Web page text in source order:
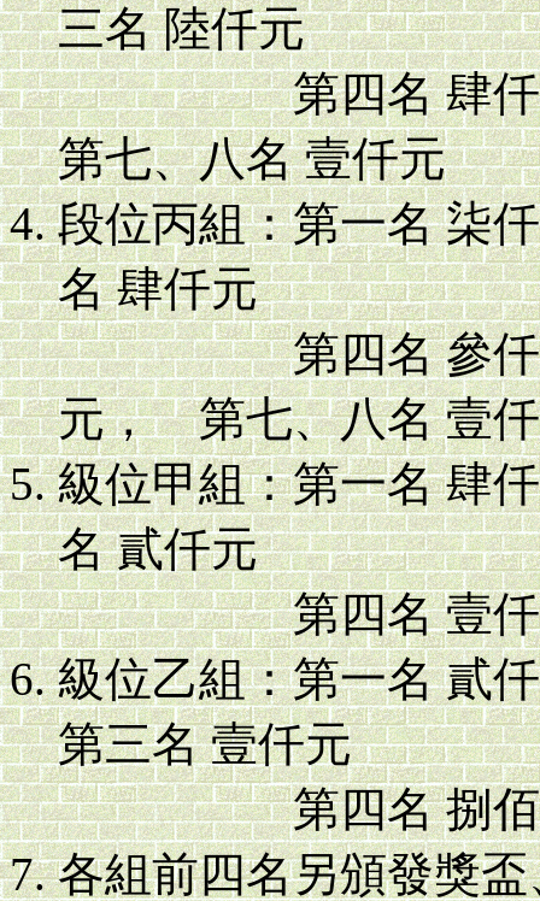
三名 陸仟元
第四名 肆仟元
第七、八名 壹仟元
段位丙組：第一名
名 肆仟元
第四名 參仟元，
元， 第七、八名 壹
級位甲組：第一名
名 貳仟元
第四名 壹仟伍佰
級位乙組：第一名
第三名 壹仟元
第四名 捌佰元
各組前四名另頒發獎